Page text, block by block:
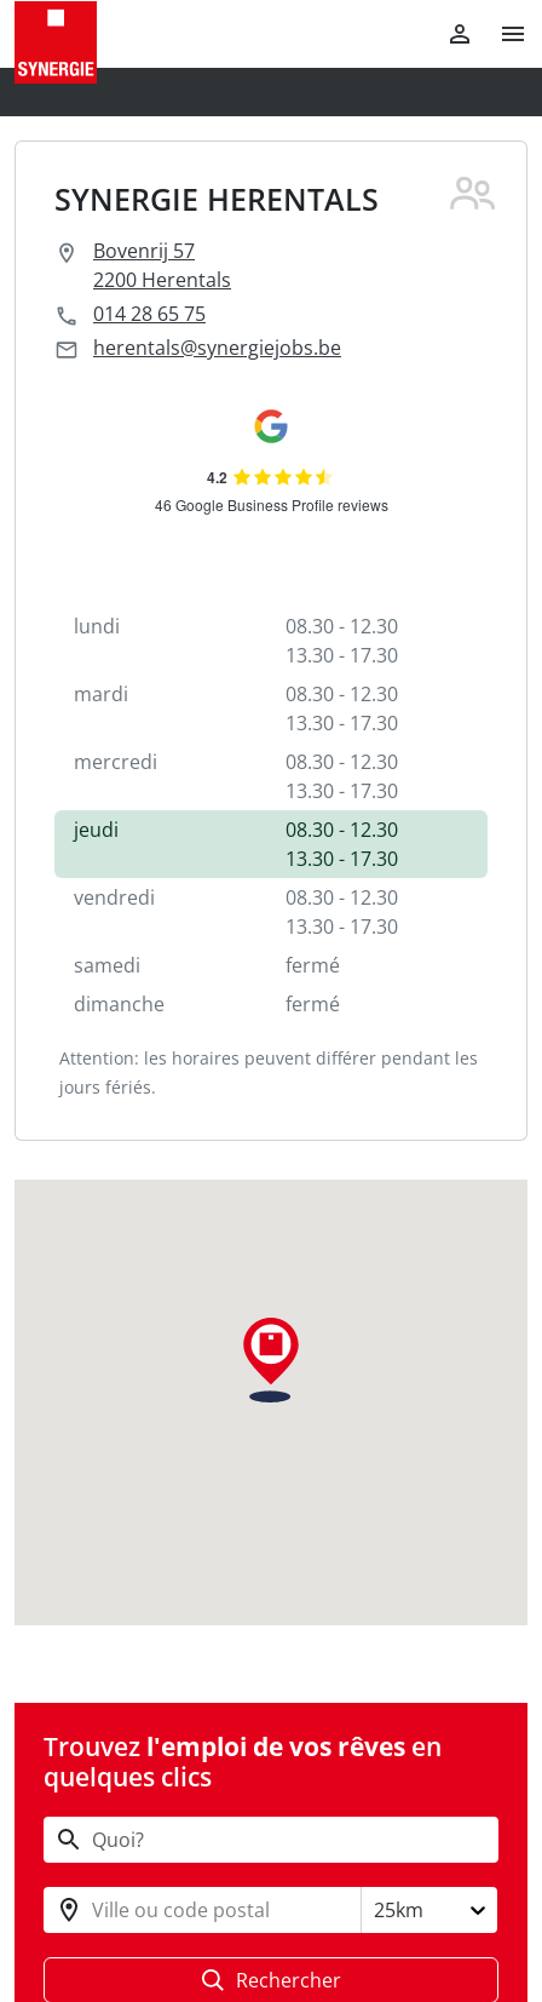
SYNERGIE HERENTALS
Bovenrij 57
2200 Herentals
014 28 65 75
herentals@synergiejobs.be
lundi
08.30 - 12.30
13.30 - 17.30
mardi
08.30 - 12.30
13.30 - 17.30
mercredi
08.30 - 12.30
13.30 - 17.30
jeudi
08.30 - 12.30
13.30 - 17.30
vendredi
08.30 - 12.30
13.30 - 17.30
samedi
fermé
dimanche
fermé
Attention: les horaires peuvent différer pendant les
jours fériés.
Trouvez l'emploi de vos rêves en
quelques clics
Ville ou code postal 25km
Rechercher